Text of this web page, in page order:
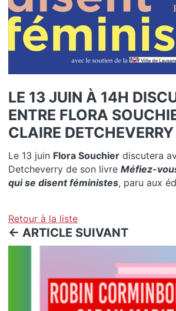
LE 13 JUIN À 14H
ENTRE FLORA
CLAIRE DETCHEVERRY
Le 13 juin Flora Souchier discutera
Detcheverry de son livre Méfiez-
qui se disent féministes, paru aux
Retour à la liste
<- ARTICLE SUIVANT